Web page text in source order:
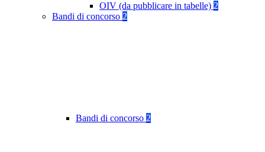
OIV (da pubblicare in tabelle) 2
Bandi di concorso 2
Bandi di concorso 2